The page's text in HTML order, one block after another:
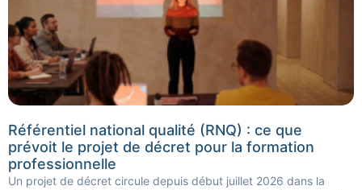
Référentiel national qualité (RNQ) : ce que
prévoit le projet de décret pour la formation
professionnelle
Un projet de décret circule depuis début juillet 2026 dans la